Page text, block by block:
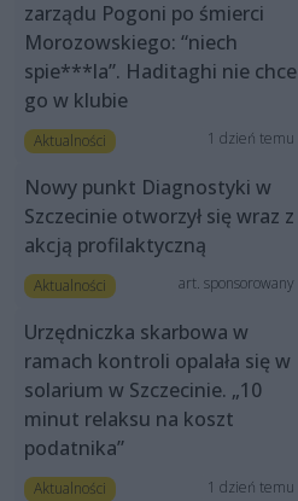
zarządu Pogoni po śmierci
Morozowskiego: “niech
spie***la”. Haditaghi nie chce
go w klubie
Aktualności 1 dzień temu
Nowy punkt Diagnostyki w
Szczecinie otworzył się wraz z
akcją profilaktyczną
Aktualności art. sponsorowany
Urzędniczka skarbowa w
ramach kontroli opalała się w
solarium w Szczecinie. „10
minut relaksu na koszt
podatnika”
Aktualności 1 dzień temu